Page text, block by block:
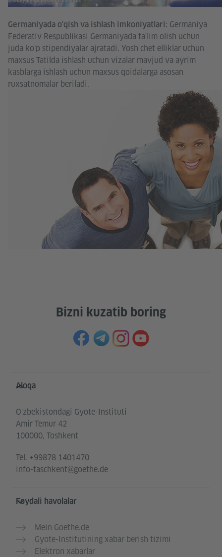
Germaniyada o'qish va ishlash imkoniyatlari: Germaniya
Federativ Respublikasi Germaniyada ta'lim olish uchun
juda ko‘p stipendiyalar ajratadi. Yosh chet elliklar uchun
maxsus Tatilda ishlash uchun vizalar mavjud va ayrim
kasblarga ishlash uchun maxsus qoidalarga asosan
ruxsatnomalar beriladi.
Bizni kuzatib boring
Service- und Informationsbereich
Aloqa
O'zbekistondagi Gyote-Instituti
Amir Temur 42
100000, Toshkent
Tel. +99878 1401470
info-taschkent@goethe.de
Foydali havolalar
Mein Goethe.de
Gyote-Institutining xabar berish tizimi
Elektron xabarlar